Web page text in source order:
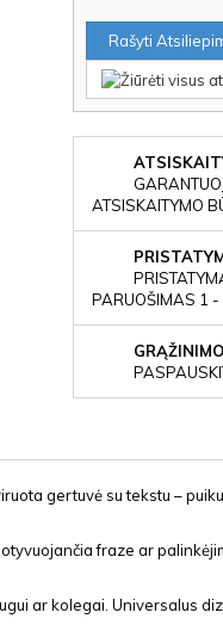
Rašyti
ATSISKAITYMO
PARUOŠIMAS 1 -
gertuvė su tekstu –
fraze ar
ar kolegai. Universalus